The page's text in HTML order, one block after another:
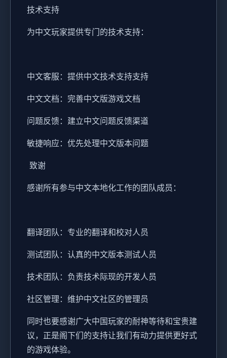
技术支持
为中文玩家提供专门的技术支持：
中文客服：提供中文技术支持支持
中文文档：完善中文版游戏文档
问题反馈：建立中文问题反馈渠道
敏捷响应：优先处理中文版本问题
致谢
感谢所有参与中文本地化工作的团队成员：
翻译团队：专业的翻译和校对人员
测试团队：认真的中文版本测试人员
技术团队：负责技术际现的开发人员
社区管理：维护中文社区的管理员
同时也要感谢广大中国玩家的耐神等待和宝贵建
议，正是阁下们的支持让我们有动力提供更好式
的游戏体验。